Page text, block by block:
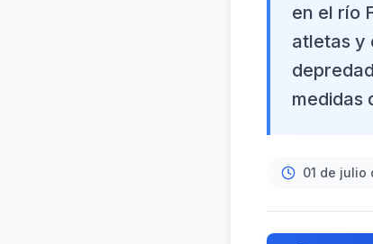
en el río
atletas y
medidas
01 de julio